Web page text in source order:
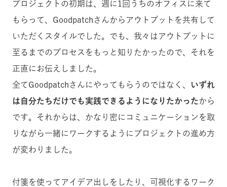
プロジェクトの初期は、週に1回うちのオフィスに来て
もらって、Goodpatchさんからアウトプットを共有して
いただくスタイルでした。でも、我々はアウトプットに
至るまでのプロセスをもっと知りたかったので、それを
正直にお伝えしました。
全てGoodpatchさんにやってもらうのではなく、
いずれ
は自分たちだけでも実践できるようになりたかったから
です。それからは、かなり密にコミュニケーションを取
りながら一緒にワークするようにプロジェクトの進め方
が変わりました。
付箋を使ってアイデア出しをしたり、可視化するワーク